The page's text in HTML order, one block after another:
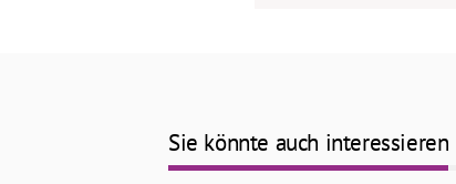
Sie könnte auch interessieren